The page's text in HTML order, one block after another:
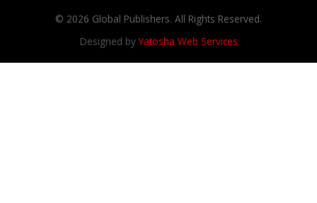
© 2026 Global Publishers. All Rights Reserved.
Designed byYatosha Web Services